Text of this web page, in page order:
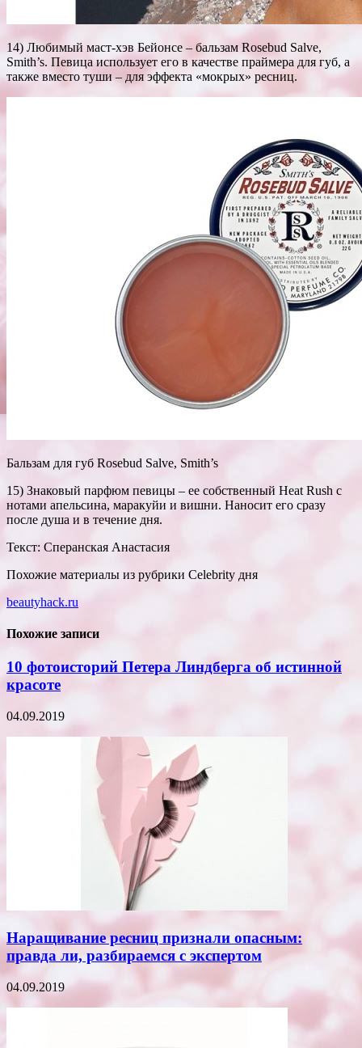
14) Любимый маст-хэв Бейонсе – бальзам Rosebud Salve,
Smith’s. Певица использует его в качестве праймера для губ, а
также вместо туши – для эффекта «мокрых» ресниц.
Бальзам для губ Rosebud Salve, Smith’s
15) Знаковый парфюм певицы – ее собственный Heat Rush с
нотами апельсина, маракуйи и вишни. Наносит его сразу
после душа и в течение дня.
Текст: Сперанская Анастасия
Похожие материалы из рубрики Celebrity дня
beautyhack.ru
Похожие записи
10 фотоисторий Петера Линдберга об истинной
красоте
04.09.2019
Наращивание ресниц признали опасным:
правда ли, разбираемся с экспертом
04.09.2019